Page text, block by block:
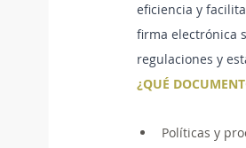
eficiencia y
firma electrónica
regulaciones y
¿QUÉ
Políticas y